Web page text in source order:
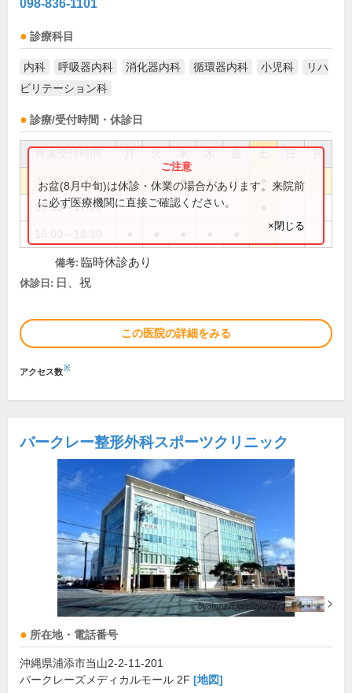
098-836-1101
診療科目
内科 呼吸器内科 消化器内科 循環器内科 小児科
リハ
ビリテーション科
診療/受付時間・休診日
祝
9:30～13:00 ● ● ● ● ●
15:00～17:00
お盆(8月中旬)は休診・休業の場合があります。来院前
に必ず医療機関に直接ご確認ください。
×閉じる
備考: 臨時休診あり
休診日: 日、祝
この医院の詳細をみる
アクセス数※
バークレー整形外科スポーツクリニック
所在地・電話番号
沖縄県浦添市当山2-2-11-201
バークレーズメディカルモール 2F [地図]